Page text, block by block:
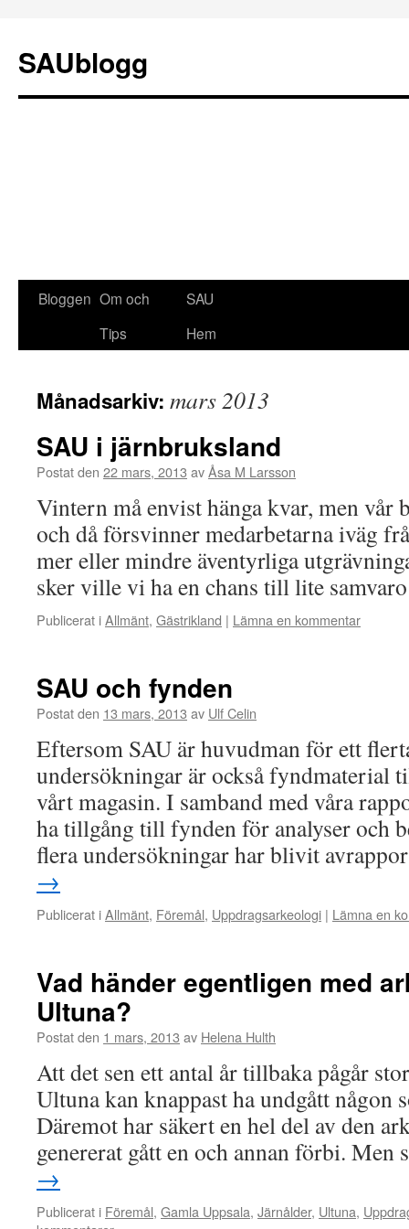
SAUblogg
GåBloggen Om och
Tips
SAU
Hem
Månadsarkiv: mars 2013
SAU i järnbruksland
Postat den 22 mars, 2013 avÅsa M Larsson
Vintern må envist hänga kvar, men
och då försvinner medarbetarna iväg
mer eller mindre äventyrliga
sker ville vi ha en chans till lite
Publicerat iAllmänt, Gästrikland | Lämna en kommentar
SAU och fynden
Postat den 13 mars, 2013 av Ulf Celin
Eftersom SAU är huvudman för ett
undersökningar är också fyndmaterial
vårt magasin. I samband med våra
ha tillgång till fynden för analyser och
flera undersökningar har blivit
→
Publicerat iAllmänt, Föremål, Uppdragsarkeologi | Lämna en
Vad händer egentligen med
Ultuna?
Postat den 1 mars, 2013 av Helena Hulth
Att det sen ett antal år tillbaka pågår
Ultuna kan knappast ha undgått någon
Däremot har säkert en hel del av den
genererat gått en och annan förbi.
→
Publicerat i Föremål, Gamla Uppsala, Järnålder, Ultuna,